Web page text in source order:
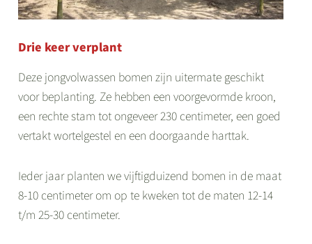
Drie keer verplant
Deze jongvolwassen bomen zijn uitermate geschikt
voor beplanting. Ze hebben een voorgevormde kroon,
een rechte stam tot ongeveer 230 centimeter, een goed
vertakt wortelgestel en een doorgaande harttak.
Ieder jaar planten we vijftigduizend bomen in de maat
8-10 centimeter om op te kweken tot de maten 12-14
t/m 25-30 centimeter.